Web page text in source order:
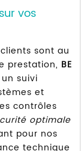
vos
sont au
prestation, BE
suivi
et
contrôles
optimale
pour nos
technique